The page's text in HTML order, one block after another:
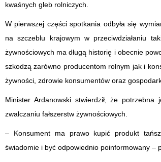
kwaśnych gleb rolniczych.
W pierwszej części spotkania odbyła się
na szczeblu krajowym w przeciwdziałaniu
żywnościowych ma długą historię i obecnie
szkodzą zarówno producentom rolnym jak i
żywności, zdrowie konsumentów oraz
Minister Ardanowski stwierdził, że
zwalczaniu fałszerstw żywnościowych.
– Konsument ma prawo kupić produkt
świadomie i być odpowiednio poinformowany –